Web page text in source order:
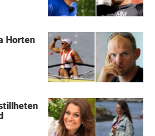
Horten